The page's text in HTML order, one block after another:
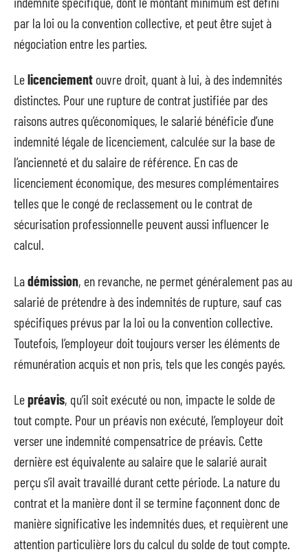
par la loi ou la convention collective, et peut être sujet à
négociation entre les parties.
Lelicenciement ouvre droit, quant à lui, à des indemnités
distinctes. Pour une rupture de contrat justifiée par des
raisons autres qu’économiques, le salarié bénéficie d’une
indemnité légale de licenciement, calculée sur la base de
l’ancienneté et du salaire de référence. En cas de
licenciement économique, des mesures complémentaires
telles que le congé de reclassement ou le contrat de
sécurisation professionnelle peuvent aussi influencer le
calcul.
Ladémission, en revanche, ne permet généralement pas au
salarié de prétendre à des indemnités de rupture, sauf cas
spécifiques prévus par la loi ou la convention collective.
Toutefois, l’employeur doit toujours verser les éléments de
rémunération acquis et non pris, tels que les congés payés.
Lepréavis, qu’il soit exécuté ou non, impacte le solde de
tout compte. Pour un préavis non exécuté, l’employeur doit
verser une indemnité compensatrice de préavis. Cette
dernière est équivalente au salaire que le salarié aurait
perçu s’il avait travaillé durant cette période. La nature du
contrat et la manière dont il se termine façonnent donc de
manière significative les indemnités dues, et requièrent une
attention particulière lors du calcul du solde de tout compte.